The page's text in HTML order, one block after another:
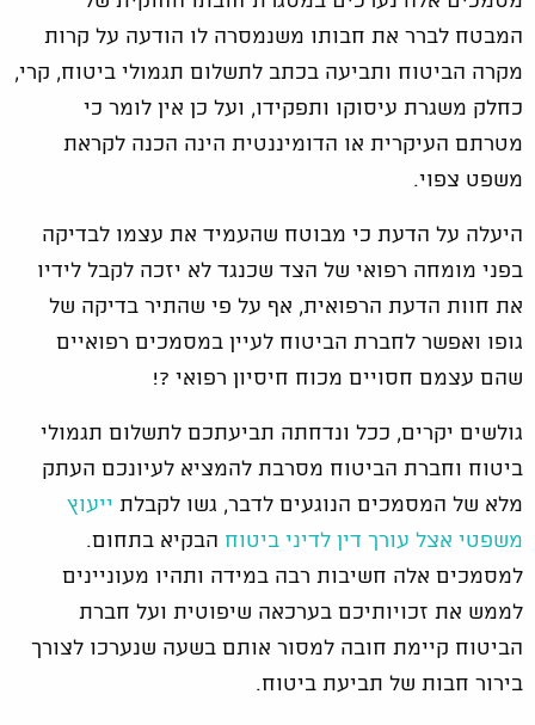
המבטח לברר את חבותו משנמסרה לו הודעה על קרות
מקרה הביטוח ותביעה בכתב לתשלום תגמולי ביטוח, קרי,
כחלק משגרת עיסוקו ותפקידו, ועל כן אין לומר כי
מטרתם העיקרית או הדומיננטית הינה הכנה לקראת
משפט צפוי.
היעלה על הדעת כי מבוטח שהעמיד את עצמו לבדיקה
בפני מומחה רפואי של הצד שכנגד לא יזכה לקבל לידיו
את חוות הדעת הרפואית, אף על פי שהתיר בדיקה של
גופו ואפשר לחברת הביטוח לעיין במסמכים רפואיים
שהם עצמם חסויים מכוח חיסיון רפואי ?!
גולשים יקרים, ככל ונדחתה תביעתכם לתשלום תגמולי
ביטוח וחברת הביטוח מסרבת להמציא לעיונכם העתק
מלא של המסמכים הנוגעים לדבר, גשו לקבלת ייעוץ
משפטי אצל עורך דין לדיני ביטוח הבקיא בתחום.
למסמכים אלה חשיבות רבה במידה ותהיו מעוניינים
לממש את זכויותיכם בערכאה שיפוטית ועל חברת
הביטוח קיימת חובה למסור אותם בשעה שנערכו לצורך
בירור חבות של תביעת ביטוח.